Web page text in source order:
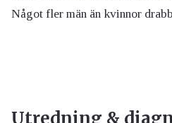
Något fler män än kvinnor
Utredning &